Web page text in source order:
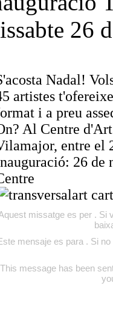
26
Nadal!
artistes
i a preu
Al Centre
entre el
26 de
missatge es per . Si
mensaje es para . Si
This message has been